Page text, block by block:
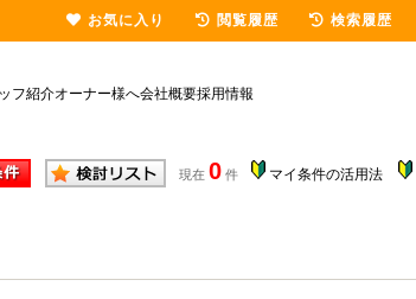
フ紹介オーナー様へ会社概要採用情報
現在 0 件 マイ条件の活用法
お気に入り 閲覧履歴 検索履歴